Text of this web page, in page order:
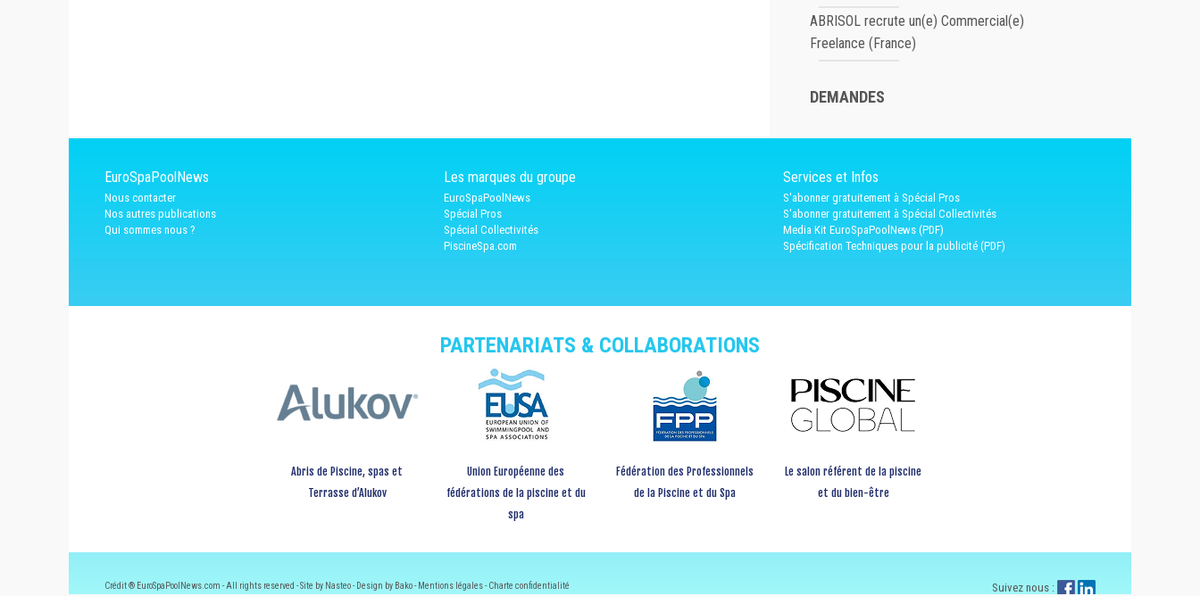
ABRISOL recrute un(e) Commercial(e)
Freelance (France)
DEMANDES
EuroSpaPoolNews
Nous contacter
Nos autres publications
Qui sommes nous ?
Les marques du groupe
EuroSpaPoolNews
Spécial Pros
Spécial Collectivités
PiscineSpa.com
Services et Infos
S'abonner gratuitement à Spécial Pros
S'abonner gratuitement à Spécial Collectivités
Media Kit EuroSpaPoolNews (PDF)
Spécification Techniques pour la publicité (PDF)
PARTENARIATS & COLLABORATIONS
Abris de Piscine, spas et
Terrasse d’Alukov
Union Européenne des
fédérations de la piscine et du
spa
Fédération des Professionnels
de la Piscine et du Spa
Le salon référent de la piscine
et du bien-être
Crédit ® EuroSpaPoolNews.com - All rights reserved - Site by Nasteo - Design by Bako - Mentions légales-Charte confidentialité Suivez nous :